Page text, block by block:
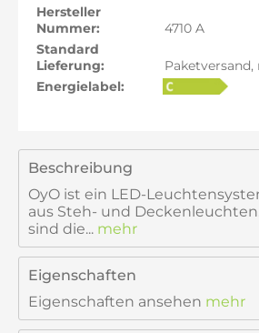
Hersteller
Nummer:
4710 A
Standard
Lieferung:
Energielabel:
Beschreibung
OyO ist ein LED-
aus Steh- und
sind die... mehr
Eigenschaften
Eigenschaften ansehen mehr